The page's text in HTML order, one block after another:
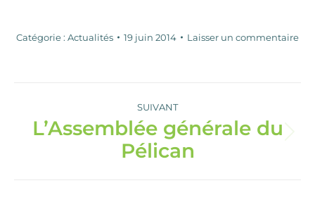
Catégorie : Actualités 19 juin 2014 Laisser un commentaire
SUIVANT
Article
suivant
:
L’Assemblée générale du
Pélican